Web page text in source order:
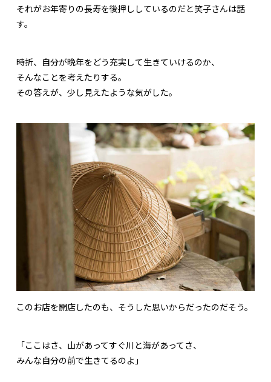
それがお年寄りの長寿を後押ししているのだと笑子さんは話
す。
時折、自分が晩年をどう充実して生きていけるのか、
そんなことを考えたりする。
その答えが、少し見えたような気がした。
このお店を開店したのも、そうした思いからだったのだそう。
「ここはさ、山があってすぐ川と海があってさ、
みんな自分の前で生きてるのよ」